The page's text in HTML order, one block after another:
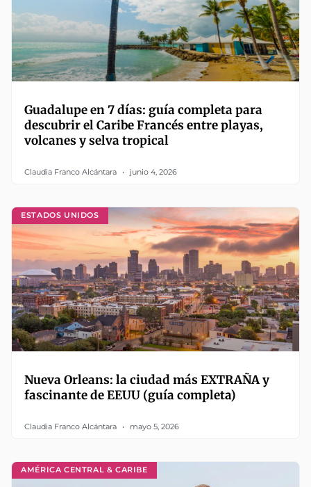
Guadalupe en 7 días: guía completa para
descubrir el Caribe Francés entre playas,
volcanes y selva tropical
Claudia Franco Alcántara junio 4, 2026
ESTADOS UNIDOS
Nueva Orleans: la ciudad más EXTRAÑA y
fascinante de EEUU (guía completa)
Claudia Franco Alcántara mayo 5, 2026
AMÉRICA CENTRAL & CARIBE